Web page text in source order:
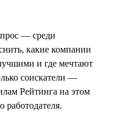
— среди
какие компании
и где мечтают
соискатели —
Рейтинга на этом
работодателя.